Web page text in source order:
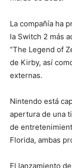
La compañía ha
la Switch 2 más
“The Legend of
de Kirby, así
externas.
Nintendo está
apertura de una
de
Florida, ambas
El lanzamiento